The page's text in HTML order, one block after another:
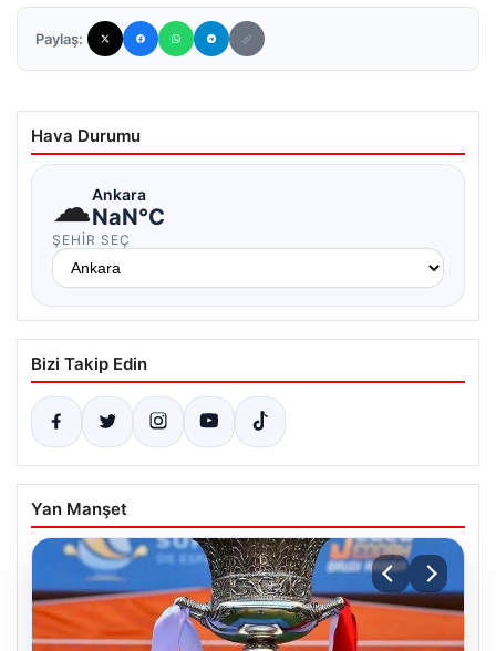
Paylaş:
Hava Durumu
☁Ankara
NaN°C
ŞEHIR SEÇ
Bizi Takip Edin
Yan Manşet